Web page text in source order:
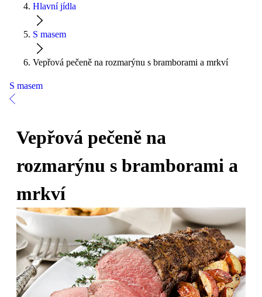
Hlavní jídla
S masem
Vepřová pečeně na rozmarýnu s bramborami a mrkví
S masem
Vepřová pečeně na
rozmarýnu s bramborami a
mrkví